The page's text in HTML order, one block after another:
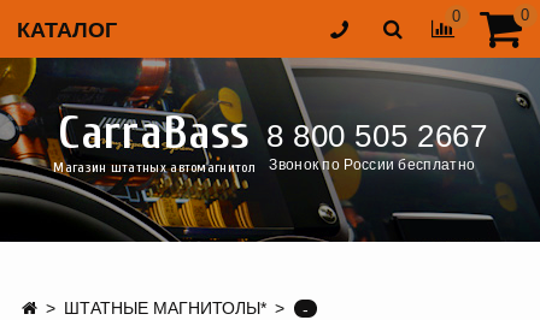
КАТАЛОГ
0 0
CarraBass
Магазин штатных автомагнитол
8 800 505 2667
Звонок по России бесплатно
ШТАТНЫЕ МАГНИТОЛЫ*
-